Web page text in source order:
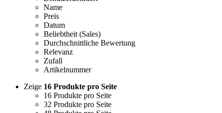
Name
Preis
Datum
Beliebtheit (Sales)
Durchschnittliche Bewertung
Relevanz
Zufall
Artikelnummer
Zeige 16 Produkte pro Seite
16 Produkte pro Seite
32 Produkte pro Seite